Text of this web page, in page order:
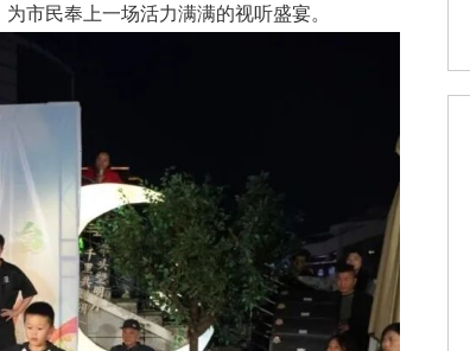
为市民奉上一场活力满满的视听盛宴。